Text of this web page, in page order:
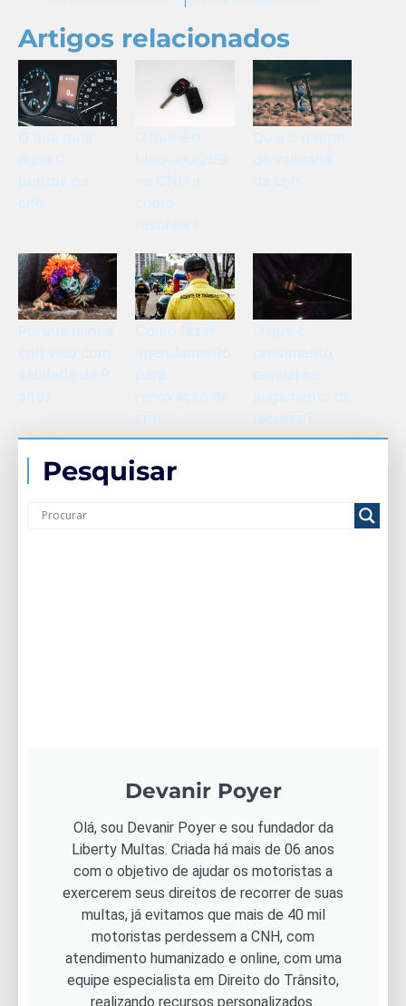
Artigos relacionados
cnh
recurso?
Pesquisar
Devanir Poyer
Olá, sou Devanir Poyer e sou fundador da
Liberty Multas. Criada há mais de 06 anos
com o objetivo de ajudar os motoristas a
exercerem seus direitos de recorrer de suas
multas, já evitamos que mais de 40 mil
motoristas perdessem a CNH, com
atendimento humanizado e online, com uma
equipe especialista em Direito do Trânsito,
realizando recursos personalizados.